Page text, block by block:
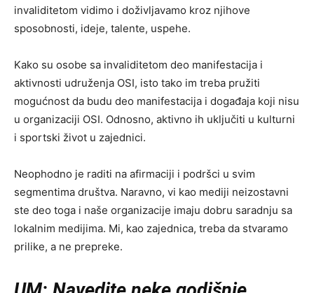
invaliditetom vidimo i doživljavamo kroz njihove
sposobnosti, ideje, talente, uspehe.
Kako su osobe sa invaliditetom deo manifestacija i
aktivnosti udruženja OSI, isto tako im treba pružiti
mogućnost da budu deo manifestacija i događaja koji nisu
u organizaciji OSI. Odnosno, aktivno ih uključiti u kulturni
i sportski život u zajednici.
Neophodno je raditi na afirmaciji i podršci u svim
segmentima društva. Naravno, vi kao mediji neizostavni
ste deo toga i naše organizacije imaju dobru saradnju sa
lokalnim medijima. Mi, kao zajednica, treba da stvaramo
prilike, a ne prepreke.